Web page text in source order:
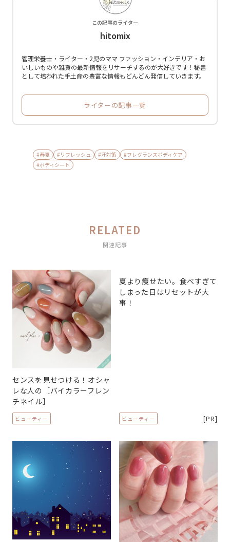
この記事のライター
hitomix
管理栄養士・ライター・2児のママ ファッション・インテリア・お
いしいものや雑貨の最新情報をリサーチするのが大好きです！秘書
として培われた手土産の豊富な情報もどんどん発信していきます。
ライターの記事一覧
#春夏 #リフレッシュ #汗対策
#フレグランスボディケア
#ボディシート
RELATED
関連記事
センスを見せつける！オシャ
レな人の［バイカラーフレン
チネイル］
ビューティー
夏より痩せたい。食べすぎて
しまった日はリセットが大
事！
ビューティー [PR]